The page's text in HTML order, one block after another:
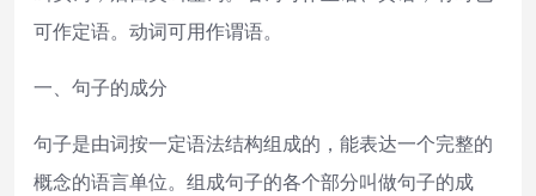
可作定语。动词可用作谓语。
一、句子的成分
句子是由词按一定语法结构组成的，能表达一个完整的
概念的语言单位。组成句子的各个部分叫做句子的成